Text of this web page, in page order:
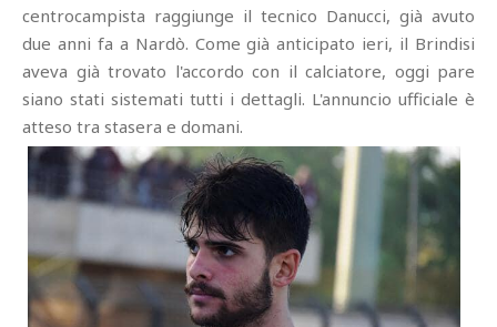
centrocampista raggiunge il tecnico Danucci, già avuto
due anni fa a Nardò. Come già anticipato ieri, il Brindisi
aveva già trovato l'accordo con il calciatore, oggi pare
siano stati sistemati tutti i dettagli. L'annuncio ufficiale è
atteso tra stasera e domani.